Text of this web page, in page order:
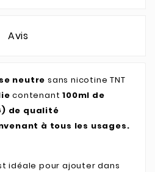
Avis
neutre sans nicotine TNT
contenant100ml de
de qualité
à tous les usages.
idéale pour ajouter dans